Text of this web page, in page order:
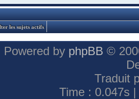
les sujets actifs
Powered by phpBB ©
Traduit
Time : 0.047s